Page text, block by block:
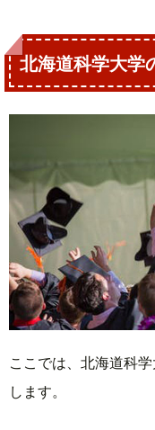
北海道科学大学
ここでは、北海道科
します。